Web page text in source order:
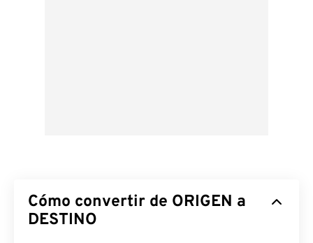
Cómo convertir de ORIGEN a
DESTINO